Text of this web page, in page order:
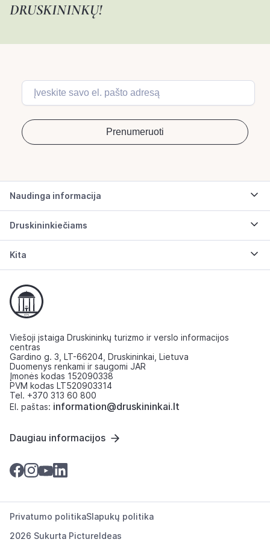
DRUSKININKŲ!
Naudinga informacija
Druskininkiečiams
Kita
Viešoji įstaiga Druskininkų turizmo ir verslo informacijos
centras
Gardino g. 3, LT-66204, Druskininkai, Lietuva
Duomenys renkami ir saugomi JAR
Įmonės kodas 152090338
PVM kodas LT520903314
Tel. +370 313 60 800
El. paštas: information@druskininkai.lt
Daugiau informacijos
2026 Sukurta PictureIdeas
Privatumo politikaSlapukų politika